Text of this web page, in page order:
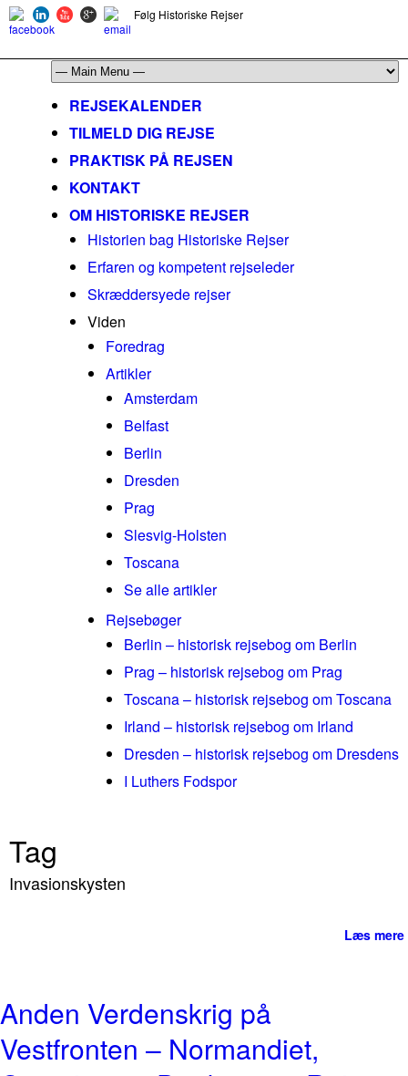
Følg Historiske Rejser
REJSEKALENDER
TILMELD DIG REJSE
PRAKTISK PÅ REJSEN
KONTAKT
OM HISTORISKE REJSER
Historien bag Historiske Rejser
Erfaren og kompetent rejseleder
Skræddersyede rejser
Viden
Foredrag
Artikler
Amsterdam
Belfast
Berlin
Dresden
Prag
Slesvig-Holsten
Toscana
Se alle artikler
Rejsebøger
Berlin – historisk rejsebog om Berlin
Prag – historisk rejsebog om Prag
Toscana – historisk rejsebog om Toscana
Irland – historisk rejsebog om Irland
Dresden – historisk rejsebog om Dresdens
I Luthers Fodspor
Tag
Invasionskysten
Læs mere
Anden Verdenskrig på
Vestfronten – Normandiet,